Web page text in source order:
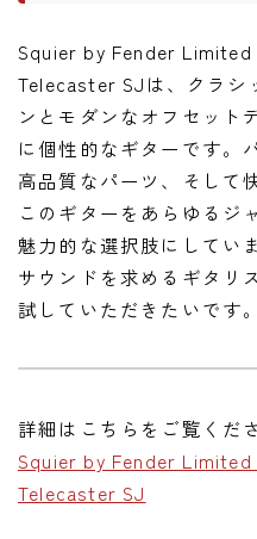
Squier by Fender
Telecaster SJは、クラシ
ンとモダンなオフセット
に個性的なギターです。
高品質なパーツ、そして
このギターをあらゆるジ
魅力的な選択肢にしてい
サウンドを求めるギタリ
試していただきたいです。
詳細はこちらをご覧くだ
Squier by Fender
Telecaster SJ